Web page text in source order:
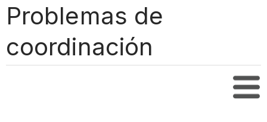
Problemas de
coordinación